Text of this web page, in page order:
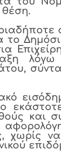
θέση.
και
χωρίς